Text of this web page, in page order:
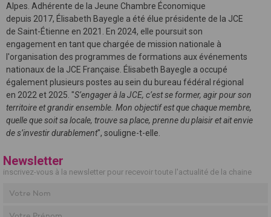
Alpes. Adhérente de la Jeune Chambre Économique
depuis 2017, Élisabeth Bayegle a été élue présidente de la JCE
de Saint-Étienne en 2021. En 2024, elle poursuit son
engagement en tant que chargée de mission nationale à
l'organisation des programmes de formations aux événements
nationaux de la JCE Française. Élisabeth Bayegle a occupé
également plusieurs postes au sein du bureau fédéral régional
en 2022 et 2025. "S’engager à la JCE, c’est se former, agir pour son
territoire et grandir ensemble. Mon objectif est que chaque membre,
quelle que soit sa locale, trouve sa place, prenne du plaisir et ait envie
de s’investir durablement", souligne-t-elle.
Newsletter
inscrivez-vous à la newsletter pour recevoir toute l'actualité de la chaine